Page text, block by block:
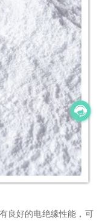
良好的电绝缘性能，可